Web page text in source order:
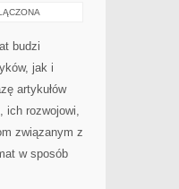
budzi
jak i
artykułów
ich rozwojowi,
związanym z
w sposób